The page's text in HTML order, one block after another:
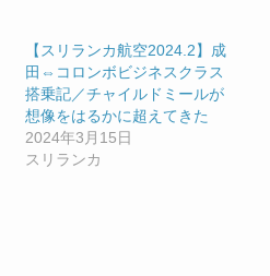
【スリランカ航空2024.2】成
田⇔コロンボビジネスクラス
搭乗記／チャイルドミールが
想像をはるかに超えてきた
2024年3月15日
スリランカ